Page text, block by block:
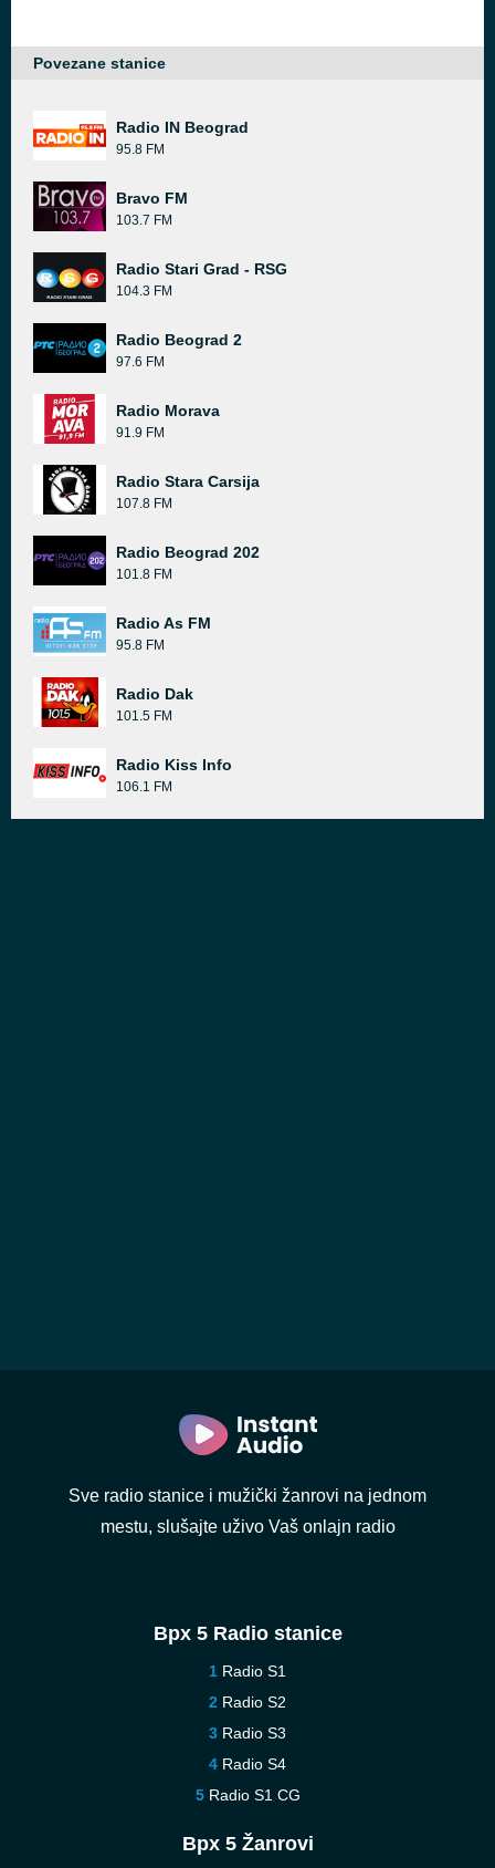
Povezane stanice
Radio IN Beograd
95.8 FM
Bravo FM
103.7 FM
Radio Stari Grad - RSG
104.3 FM
Radio Beograd 2
97.6 FM
Radio Morava
91.9 FM
Radio Stara Carsija
107.8 FM
Radio Beograd 202
101.8 FM
Radio As FM
95.8 FM
Radio Dak
101.5 FM
Radio Kiss Info
106.1 FM
Sve radio stanice i mužički žanrovi na jednom
mestu, slušajte uživo Vaš onlajn radio
Врх 5 Radio stanice
Radio S1
Radio S2
Radio S3
Radio S4
Radio S1 CG
Врх 5 Žanrovi